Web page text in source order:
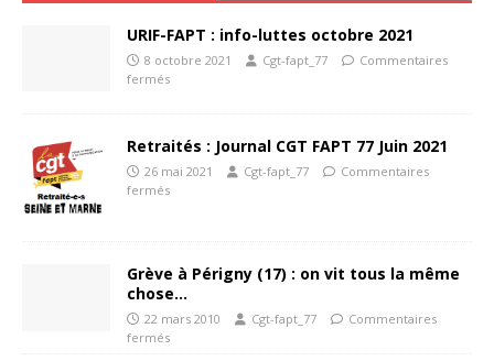
URIF-FAPT : info-luttes octobre 2021
8 octobre 2021 Cgt-fapt_77
Commentaires
fermés
Retraités : Journal CGT FAPT 77 Juin 2021
26 mai 2021 Cgt-fapt_77
Commentaires
fermés
Grève à Périgny (17) : on vit tous la même
chose…
22 mars 2010 Cgt-fapt_77
Commentaires
fermés